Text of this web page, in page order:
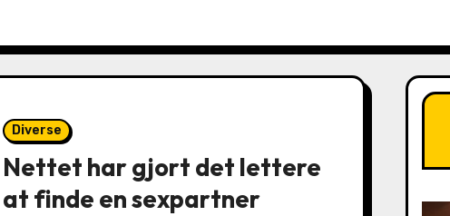
Diverse
Nettet har gjort det lettere
at finde en sexpartner